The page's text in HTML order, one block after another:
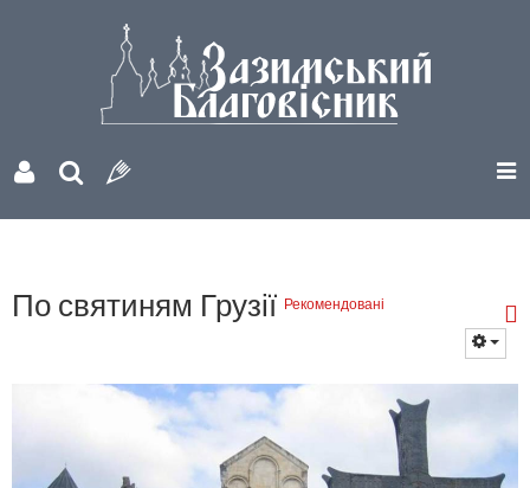
По святиням Грузії Рекомендовані